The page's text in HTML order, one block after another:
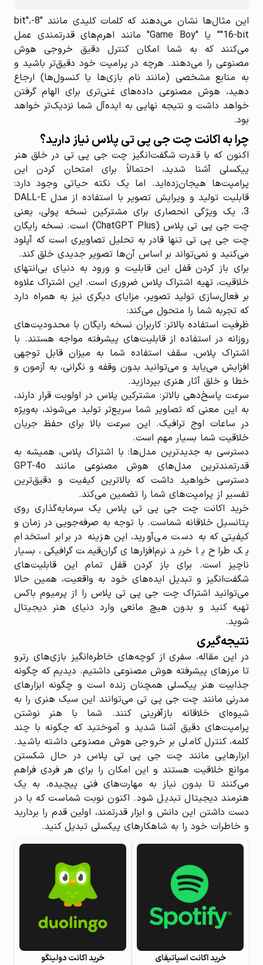
این مثال‌ها نشان می‌دهند که کلمات کلیدی مانند "8-bit"،
"16-bit" یا "Game Boy" مانند اهرم‌های قدرتمندی عمل
می‌کنند که به شما امکان کنترل دقیق خروجی هوش
مصنوعی را می‌دهند. هرچه در پرامپت خود دقیق‌تر باشید و
به منابع مشخصی (مانند نام بازی‌ها یا کنسول‌ها) ارجاع
دهید، هوش مصنوعی داده‌های غنی‌تری برای الهام گرفتن
خواهد داشت و نتیجه نهایی به ایده‌آل شما نزدیک‌تر خواهد
بود.
چرا به اکانت چت جی پی تی پلاس نیاز دارید؟
اکنون که با قدرت شگفت‌انگیز چت جی پی تی در خلق هنر
پیکسلی آشنا شدید، احتمالاً برای امتحان کردن این
پرامپت‌ها هیجان‌زده‌اید. اما یک نکته حیاتی وجود دارد:
قابلیت تولید و ویرایش تصویر با استفاده از مدل DALL-E
3، یک ویژگی انحصاری برای مشترکین نسخه پولی، یعنی
چت جی پی تی پلاس (ChatGPT Plus) است. نسخه رایگان
چت جی پی تی تنها قادر به تحلیل تصاویری است که آپلود
می‌کنید و نمی‌تواند بر اساس آن‌ها تصویر جدیدی خلق کند.
برای باز کردن قفل این قابلیت و ورود به دنیای بی‌انتهای
خلاقیت، تهیه اشتراک پلاس ضروری است. این اشتراک علاوه
بر فعال‌سازی تولید تصویر، مزایای دیگری نیز به همراه دارد
که تجربه شما را متحول می‌کند:
ظرفیت استفاده بالاتر: کاربران نسخه رایگان با محدودیت‌های
روزانه در استفاده از قابلیت‌های پیشرفته مواجه هستند. با
اشتراک پلاس، سقف استفاده شما به میزان قابل توجهی
افزایش می‌یابد و می‌توانید بدون وقفه و نگرانی، به آزمون و
خطا و خلق آثار هنری بپردازید.
سرعت پاسخ‌دهی بالاتر: مشترکین پلاس در اولویت قرار دارند،
به این معنی که تصاویر شما سریع‌تر تولید می‌شوند، به‌ویژه
در ساعات اوج ترافیک. این سرعت بالا برای حفظ جریان
خلاقیت شما بسیار مهم است.
دسترسی به جدیدترین مدل‌ها: با اشتراک پلاس، همیشه به
قدرتمندترین مدل‌های هوش مصنوعی مانند GPT-4o
دسترسی خواهید داشت که بالاترین کیفیت و دقیق‌ترین
تفسیر از پرامپت‌های شما را تضمین می‌کند.
خرید اکانت چت جی پی تی پلاس یک سرمایه‌گذاری روی
پتانسیل خلاقانه شماست. با توجه به صرفه‌جویی در زمان و
کیفیتی که به دست می‌آورید، این هزینه در برابر استخدام
یک طراح یا خرید نرم‌افزارهای گران‌قیمت گرافیکی، بسیار
ناچیز است. برای باز کردن قفل تمام این قابلیت‌های
شگفت‌انگیز و تبدیل ایده‌های خود به واقعیت، همین حالا
می‌توانید اشتراک چت جی پی تی پلاس را از پرمیوم باکس
تهیه کنید و بدون هیچ مانعی وارد دنیای هنر دیجیتال
شوید.
نتیجه‌گیری
در این مقاله، سفری از کوچه‌های خاطره‌انگیز بازی‌های رترو
تا مرزهای پیشرفته هوش مصنوعی داشتیم. دیدیم که چگونه
جذابیت هنر پیکسلی همچنان زنده است و چگونه ابزارهای
مدرنی مانند چت جی پی تی می‌توانند این سبک هنری را به
شیوه‌ای خلاقانه بازآفرینی کنند. شما با هنر نوشتن
پرامپت‌های دقیق آشنا شدید و آموختید که چگونه با چند
کلمه، کنترل کاملی بر خروجی هوش مصنوعی داشته باشید.
ابزارهایی مانند چت جی پی تی پلاس در حال شکستن
موانع خلاقیت هستند و این امکان را برای هر فردی فراهم
می‌کنند تا بدون نیاز به مهارت‌های فنی پیچیده، به یک
هنرمند دیجیتال تبدیل شود. اکنون نوبت شماست که با در
دست داشتن این دانش و ابزار قدرتمند، اولین قدم را بردارید
و خاطرات خود را به شاهکارهای پیکسلی تبدیل کنید.
خرید اکانت اسپاتیفای خرید اکانت دولینگو